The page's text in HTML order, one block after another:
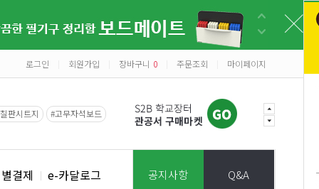
로그인 회원가입 장바구니 0 주문조회 마이페이지
판시트지 #고무자석보드
결제 e-카달로그 공지사항 Q&A